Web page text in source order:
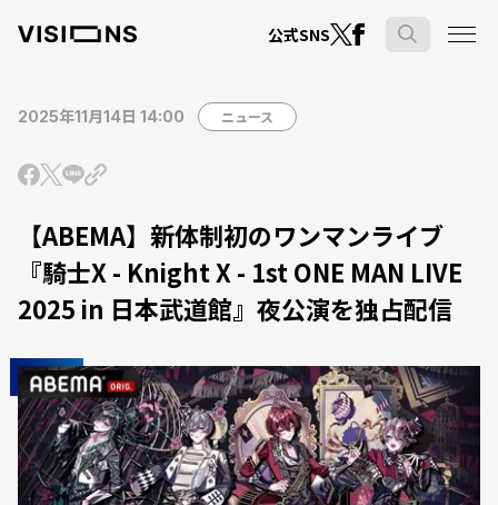
公式SNS
2025年11月14日 14:00 ニュース
【ABEMA】新体制初のワンマンライブ
『騎士X - Knight X - 1st ONE MAN LIVE
2025 in 日本武道館』夜公演を独占配信